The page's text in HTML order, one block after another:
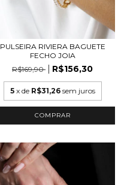
PULSEIRA RIVIERA BAGUETE
FECHO JOIA
R$169,90
R$156,30
5 x de R$31,26 sem juros
COMPRAR